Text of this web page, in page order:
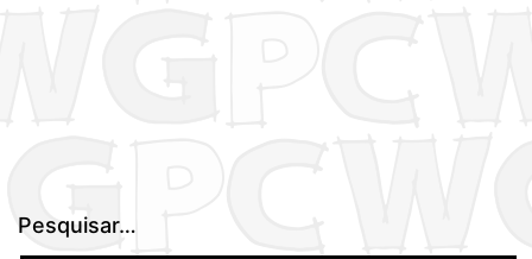
Pesquisar…